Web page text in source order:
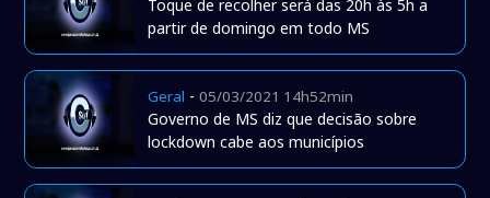
Toque de recolher será das 20h às 5h a
partir de domingo em todo MS
Geral -05/03/2021 14h52min
Governo de MS diz que decisão sobre
lockdown cabe aos municípios